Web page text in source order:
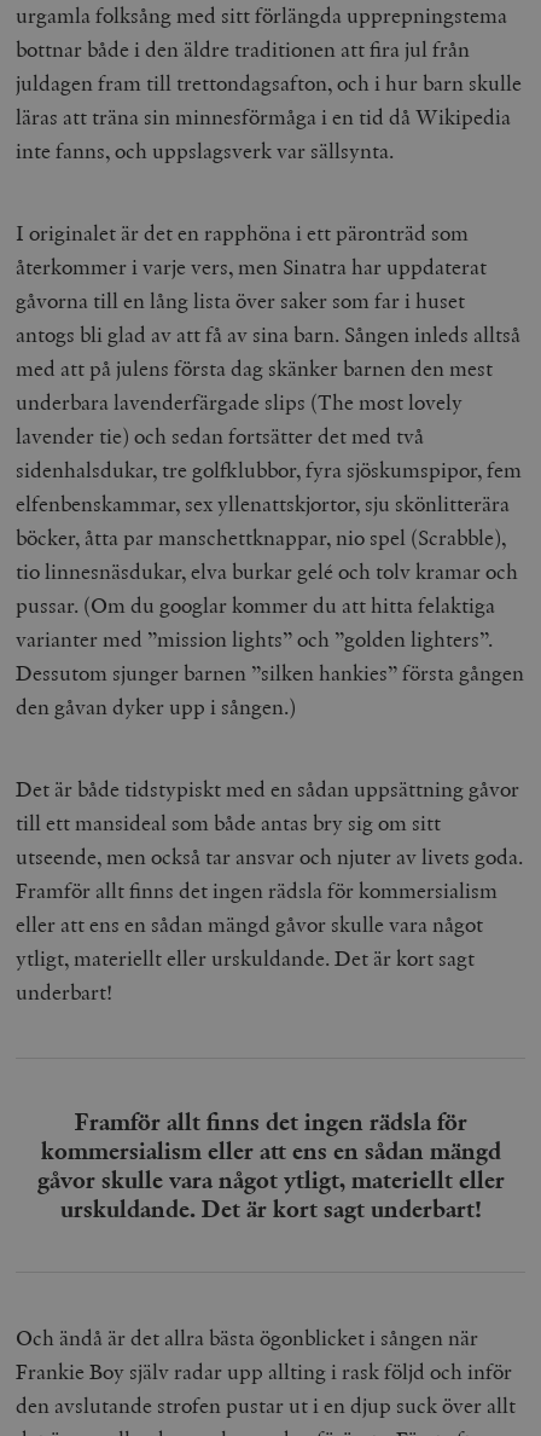
urgamla folksång med sitt förlängda upprepningstema
bottnar både i den äldre traditionen att fira jul från
juldagen fram till trettondagsafton, och i hur barn skulle
läras att träna sin minnesförmåga i en tid då Wikipedia
inte fanns, och uppslagsverk var sällsynta.
I originalet är det en rapphöna i ett päronträd som
återkommer i varje vers, men Sinatra har uppdaterat
gåvorna till en lång lista över saker som far i huset
antogs bli glad av att få av sina barn. Sången inleds alltså
med att på julens första dag skänker barnen den mest
underbara lavenderfärgade slips (The most lovely
lavender tie) och sedan fortsätter det med två
sidenhalsdukar, tre golfklubbor, fyra sjöskumspipor, fem
elfenbenskammar, sex yllenattskjortor, sju skönlitterära
böcker, åtta par manschettknappar, nio spel (Scrabble),
tio linnesnäsdukar, elva burkar gelé och tolv kramar och
pussar. (Om du googlar kommer du att hitta felaktiga
varianter med ”mission lights” och ”golden lighters”.
Dessutom sjunger barnen ”silken hankies” första gången
den gåvan dyker upp i sången.)
Det är både tidstypiskt med en sådan uppsättning gåvor
till ett mansideal som både antas bry sig om sitt
utseende, men också tar ansvar och njuter av livets goda.
Framför allt finns det ingen rädsla för kommersialism
eller att ens en sådan mängd gåvor skulle vara något
ytligt, materiellt eller urskuldande. Det är kort sagt
underbart!
Framför allt finns det ingen rädsla för
kommersialism eller att ens en sådan mängd
gåvor skulle vara något ytligt, materiellt eller
urskuldande. Det är kort sagt underbart!
Och ändå är det allra bästa ögonblicket i sången när
Frankie Boy själv radar upp allting i rask följd och inför
den avslutande strofen pustar ut i en djup suck över allt